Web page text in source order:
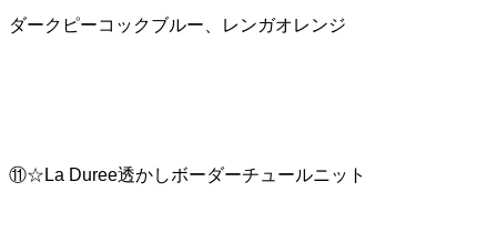
ダークピーコックブルー、レンガオレンジ
⑪☆La Duree透かしボーダーチュールニット